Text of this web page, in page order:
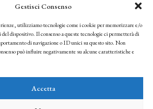
Gestisci Consenso
utilizziamo tecnologie come i cookie per memorizzare e/o
dispositivo. Il consenso a queste tecnologie ci permetterà di
di navigazione o ID unici su questo sito. Non
può influire negativamente su alcune caratteristiche e
Accetta
ISCRIVITI
riconosci che le tue informazioni saranno trattate
Policy
All right reserved
proprietari dei diritti e dell’Istituto Matteucci